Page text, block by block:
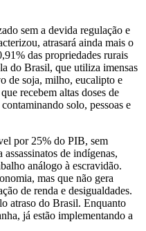
sem a devida regulação e
atrasará ainda mais o
das propriedades rurais
do Brasil, que utiliza imensas
de soja, milho, eucalipto e
recebem altas doses de
solo, pessoas e
por 25% do PIB, sem
de indígenas,
análogo à escravidão.
mas que não gera
de renda e desigualdades.
atraso do Brasil. Enquanto
já estão implementando a